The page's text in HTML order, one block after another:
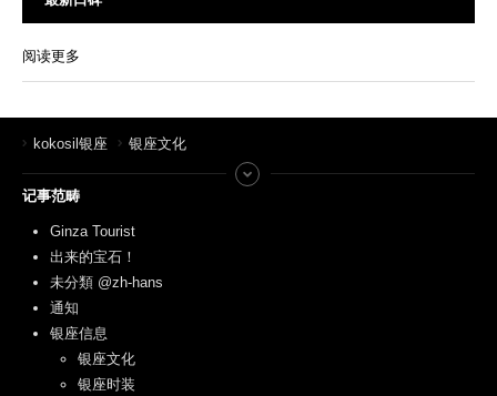
阅读更多
kokosil银座 银座文化
记事范畴
Ginza Tourist
出来的宝石！
未分類 @zh-hans
通知
银座信息
银座文化
银座时装